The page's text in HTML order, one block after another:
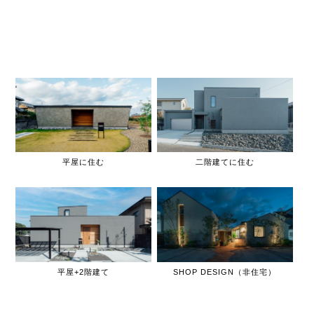
平屋に住む 二階建てに住む
平屋+2階建て SHOP DESIGN（非住宅）